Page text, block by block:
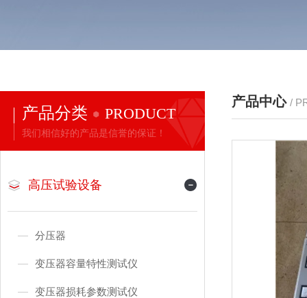
产品分类 PRODUCT
我们相信好的产品是信誉的保证！
高压试验设备
分压器
变压器容量特性测试仪
变压器损耗参数测试仪
产品中心 /